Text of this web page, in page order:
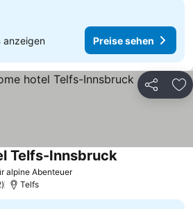
anzeigen Preise sehen
Teilen
alpine AbenteuerPreise sehen
Telfs-InnsbruckPreise sehen
Telfs